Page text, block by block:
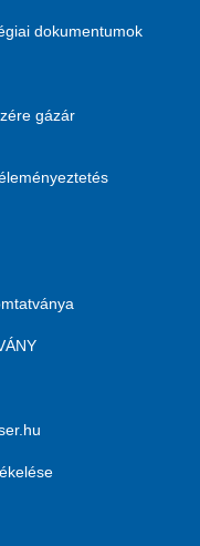
dokumentumok
gázár